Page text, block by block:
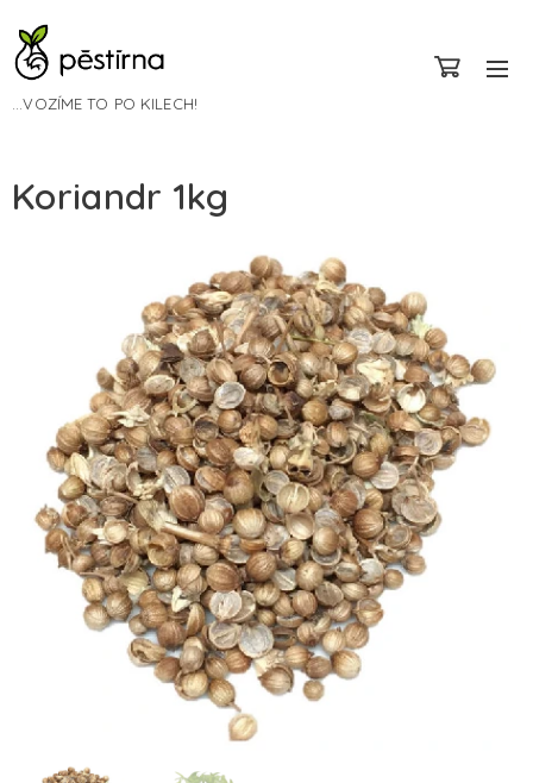
...VOZÍME TO PO KILECH!
Koriandr 1kg